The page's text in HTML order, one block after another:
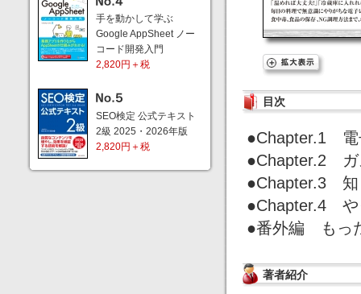
手を動かして学ぶ
Google AppSheet ノー
コード開発入門
2,820円＋税
SEO検定 公式テキスト
2級 2025・2026年版
2,820円＋税
目次
●Chapter.1 電
●Chapter.2 ガ
●Chapter.3 知
●Chapter.4 や
●番外編 もっ
著者紹介